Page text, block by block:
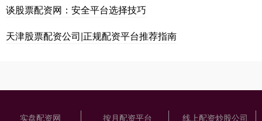
谈股票配资网：安全平台选择技巧
天津股票配资公司|正规配资平台推荐指南
实盘配资网 按月配资平台 线上配资炒股公司